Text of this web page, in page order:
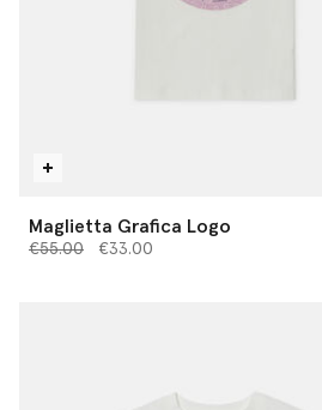
Maglietta Grafica Logo
Prezzo ridotto da
€55.00a €33.00